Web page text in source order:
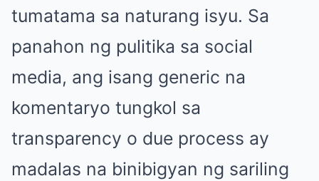
tumatama sa naturang isyu. Sa
panahon ng pulitika sa social
media, ang isang generic na
komentaryo tungkol sa
transparency o due process ay
madalas na binibigyan ng sariling